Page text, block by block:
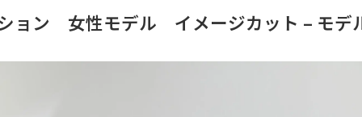
ョン 女性モデル イメージカット – モデ